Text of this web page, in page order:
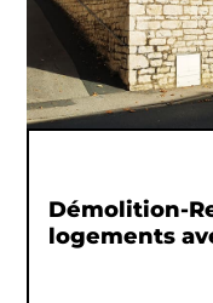
Démolition-
logements